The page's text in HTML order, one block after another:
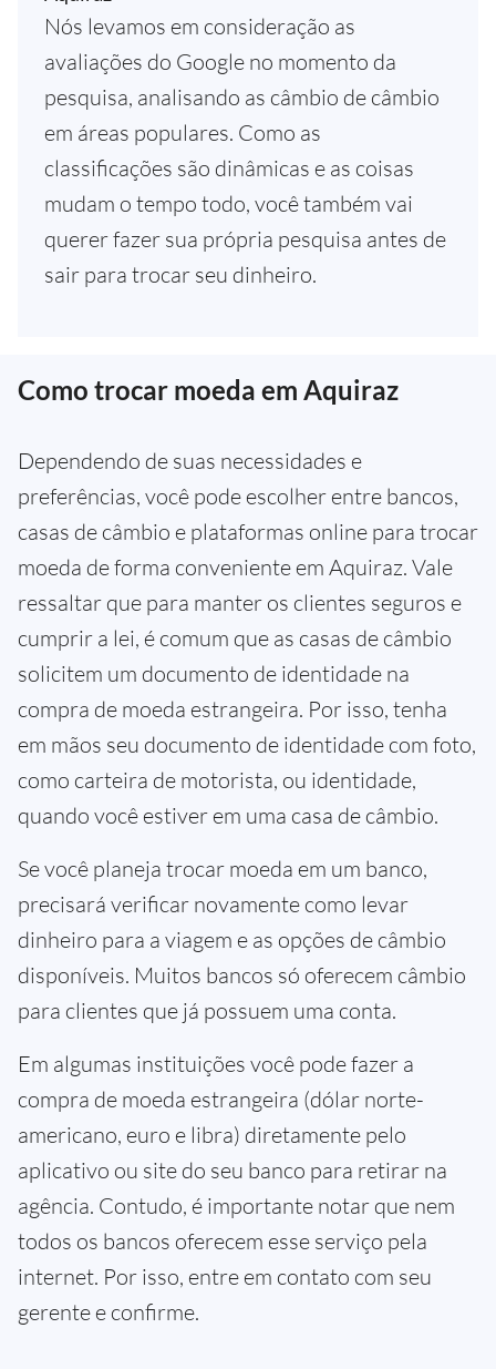
Nós levamos em consideração as
avaliações do Google no momento da
pesquisa, analisando as câmbio de câmbio
em áreas populares. Como as
classificações são dinâmicas e as coisas
mudam o tempo todo, você também vai
querer fazer sua própria pesquisa antes de
sair para trocar seu dinheiro.
Como trocar moeda em Aquiraz
Dependendo de suas necessidades e
preferências, você pode escolher entre bancos,
casas de câmbio e plataformas online para trocar
moeda de forma conveniente em Aquiraz. Vale
ressaltar que para manter os clientes seguros e
cumprir a lei, é comum que as casas de câmbio
solicitem um documento de identidade na
compra de moeda estrangeira. Por isso, tenha
em mãos seu documento de identidade com foto,
como carteira de motorista, ou identidade,
quando você estiver em uma casa de câmbio.
Se você planeja trocar moeda em um banco,
precisará verificar novamente como levar
dinheiro para a viagem e as opções de câmbio
disponíveis. Muitos bancos só oferecem câmbio
para clientes que já possuem uma conta.
Em algumas instituições você pode fazer a
compra de moeda estrangeira (dólar norte-
americano, euro e libra) diretamente pelo
aplicativo ou site do seu banco para retirar na
agência. Contudo, é importante notar que nem
todos os bancos oferecem esse serviço pela
internet. Por isso, entre em contato com seu
gerente e confirme.